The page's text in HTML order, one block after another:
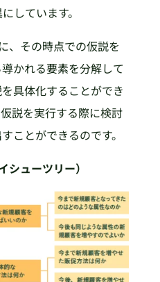
しています。
、その時点での仮説を
かれる要素を分解して
具体化することができ
説を実行する際に検討
ことができるのです。
ューツリー）